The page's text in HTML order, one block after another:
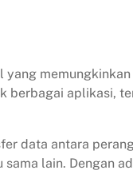
berbagai aplikasi,
data antara
lain. Dengan